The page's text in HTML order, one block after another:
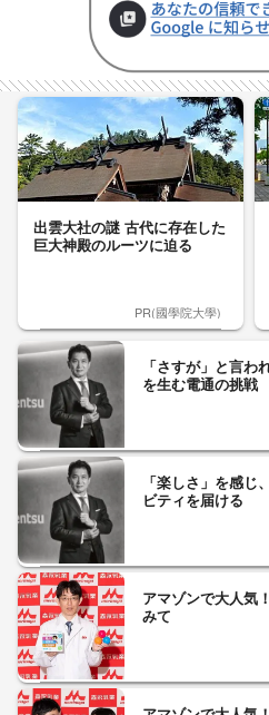
出雲大社の謎 古代に存在した
巨大神殿のルーツに迫る
PR(國學院大學)
「さすが」と言わ
を生む電通の挑戦
「楽しさ」を感じ
ビティを届ける
アマゾンで大人気
みて